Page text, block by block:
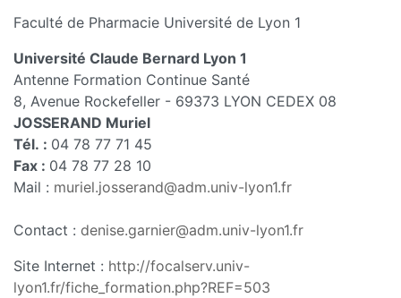
Faculté de Pharmacie Université de Lyon 1
Université Claude Bernard Lyon 1
Antenne Formation Continue Santé
8, Avenue Rockefeller - 69373 LYON CEDEX 08
JOSSERAND Muriel
Tél. : 04 78 77 71 45
Fax : 04 78 77 28 10
Mail : muriel.josserand@adm.univ-lyon1.fr
Contact : denise.garnier@adm.univ-lyon1.fr
Site Internet : http://focalserv.univ-
lyon1.fr/fiche_formation.php?REF=503